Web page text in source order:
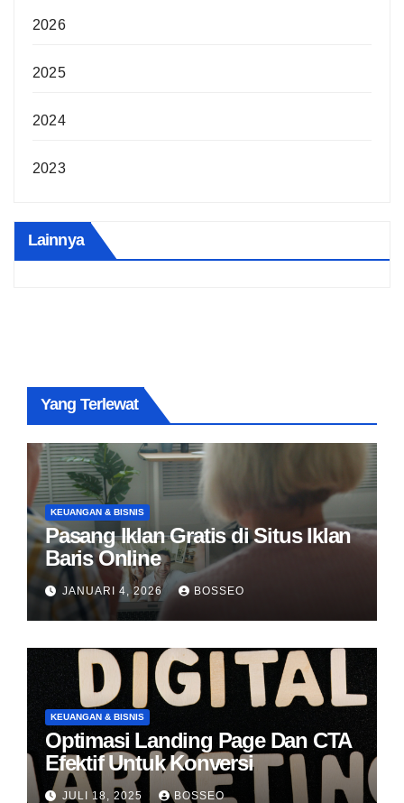
2026
2025
2024
2023
Lainnya
Yang Terlewat
KEUANGAN & BISNIS
Pasang Iklan Gratis di Situs Iklan
Baris Online
JANUARI 4, 2026 BOSSEO
KEUANGAN & BISNIS
Optimasi Landing Page Dan CTA
Efektif Untuk Konversi
JULI 18, 2025 BOSSEO